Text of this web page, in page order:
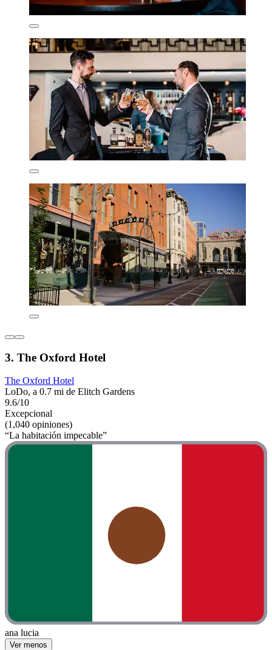
3. The Oxford Hotel
The Oxford Hotel
LoDo, a 0.7 mi de Elitch Gardens
9.6/10
Excepcional
(1,040 opiniones)
“La habitación impecable”
ana lucia
Ver menos